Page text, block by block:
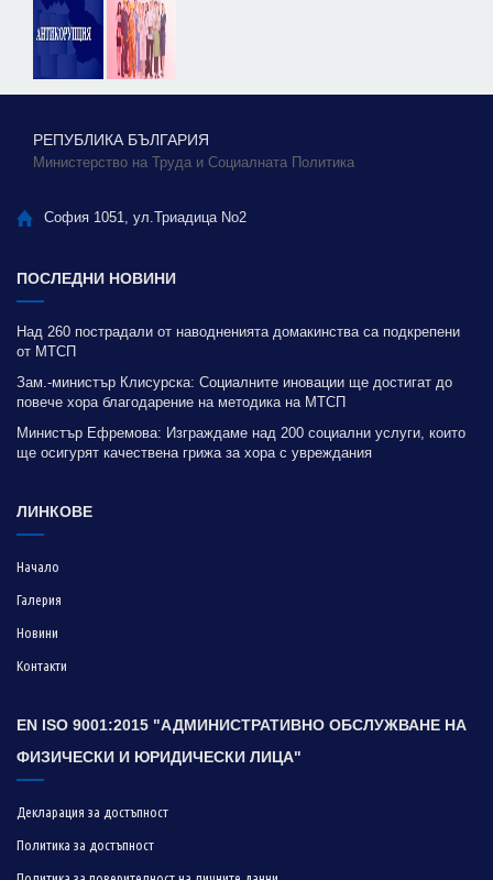
РЕПУБЛИКА БЪЛГАРИЯ
Министерство на Труда и Социалната Политика
София 1051, ул.Триадица No2
ПОСЛЕДНИ НОВИНИ
Над 260 пострадали от наводненията домакинства са подкрепени
от МТСП
Зам.-министър Клисурска: Социалните иновации ще достигат до
повече хора благодарение на методика на МТСП
Министър Ефремова: Изграждаме над 200 социални услуги, които
ще осигурят качествена грижа за хора с увреждания
ЛИНКОВЕ
Начало
Галерия
Новини
Контакти
EN ISO 9001:2015 "АДМИНИСТРАТИВНО ОБСЛУЖВАНЕ НА
ФИЗИЧЕСКИ И ЮРИДИЧЕСКИ ЛИЦА"
Декларация за достъпност
Политика за достъпност